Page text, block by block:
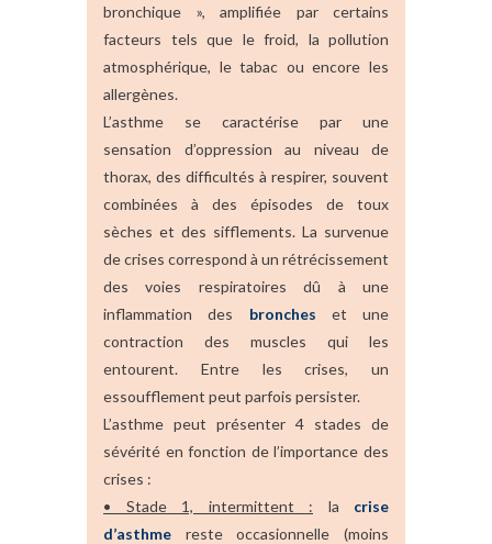
bronchique », amplifiée par certains
facteurs tels que le froid, la pollution
atmosphérique, le tabac ou encore les
allergènes.
L’asthme se caractérise par une
sensation d’oppression au niveau de
thorax, des difficultés à respirer, souvent
combinées à des épisodes de toux
sèches et des sifflements. La survenue
de crises correspond à un rétrécissement
des voies respiratoires dû à une
inflammation des bronches et une
contraction des muscles qui les
entourent. Entre les crises, un
essoufflement peut parfois persister.
L’asthme peut présenter 4 stades de
sévérité en fonction de l’importance des
crises :
• Stade 1, intermittent : la crise
d’asthme reste occasionnelle (moins